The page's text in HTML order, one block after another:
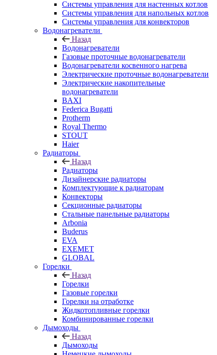
Системы управления для настенных котлов
Системы управления для напольных котлов
Системы управления для конвекторов
Водонагреватели
Назад
Водонагреватели
Газовые проточные водонагреватели
Водонагреватели косвенного нагрева
Электрические проточные водонагреватели
Электрические накопительные
водонагреватели
BAXI
Federica Bugatti
Protherm
Royal Thermo
STOUT
Haier
Радиаторы
Назад
Радиаторы
Дизайнерские радиаторы
Комплектующие к радиаторам
Конвекторы
Секционные радиаторы
Стальные панельные радиаторы
Arbonia
Buderus
EVA
EXEMET
GLOBAL
Горелки
Назад
Горелки
Газовые горелки
Горелки на отработке
Жидкотопливные горелки
Комбинированные горелки
Дымоходы
Назад
Дымоходы